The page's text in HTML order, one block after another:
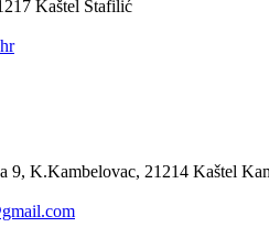
Kaštel Štafilić
9, K.Kambelovac, 21214 Kaštel